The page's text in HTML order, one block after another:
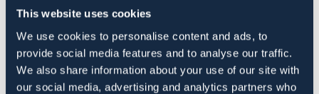
This website uses cookies
We use cookies to personalise content and ads, to
provide social media features and to analyse our traffic.
We also share information about your use of our site with
our social media, advertising and analytics partners who
Produktbeskrivning
Lämpligt vid smärta eller stelhet i nedre delen av ryggen.